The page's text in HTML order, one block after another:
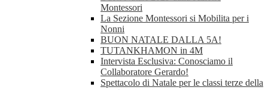
Montessori
La Sezione Montessori si Mobilita per i
Nonni
BUON NATALE DALLA 5A!
TUTANKHAMON in 4M
Intervista Esclusiva: Conosciamo il
Collaboratore Gerardo!
Spettacolo di Natale per le classi terze della